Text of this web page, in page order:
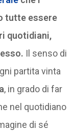
tutte essere
quotidiani,
Il senso di
partita vinta
, in grado di far
nel quotidiano
di sé